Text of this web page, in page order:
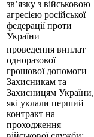
зв’язку з військовою
агресією російської
федерації проти
України
проведення виплат
одноразової
грошової допомоги
Захисникам та
Захисницям України,
які уклали перший
контракт на
проходження